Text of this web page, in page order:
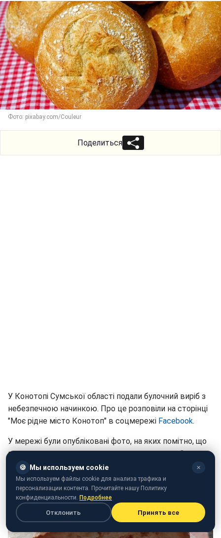
Фото: pixabay.com/Couleur
Поделиться
У Конотопі Сумської області подали булочний виріб з
небезпечною начинкою. Про це розповіли на сторінці
"Моє рідне місто Конотоп" в соцмережі Facebook.
У мережі були опубліковані фото, на яких помітно, що
в крученику з повидлом знаходиться вигнутий цвях.
🍪 Мы используем cookie ✕
Мы используем файлы cookie для анализа трафика и
персонализации контента. Прочитайте нашу Политику
конфиденциальности. Подробнее
Отклонить Принять все